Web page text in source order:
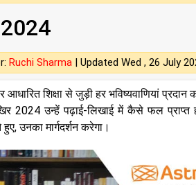
2024
Ruchi Sharma | Updated Wed , 26 July
शिक्षा से जुड़ी हर भविष्यवाणियां
2024 उन्हें पढ़ाई-लिखाई में कैसे फल प्राप्त
उनका मार्गदर्शन करेगा।